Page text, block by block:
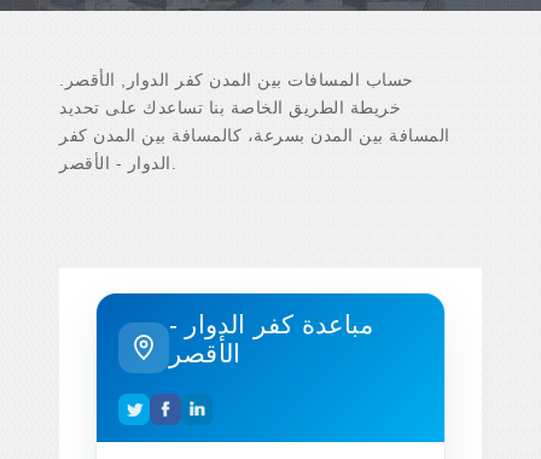
حساب المسافات بين المدن كفر الدوار, الأقصر.
خريطة الطريق الخاصة بنا تساعدك على تحديد
المسافة بين المدن بسرعة، كالمسافة بين المدن كفر
مباعدة كفر الدوار -
الأقصر